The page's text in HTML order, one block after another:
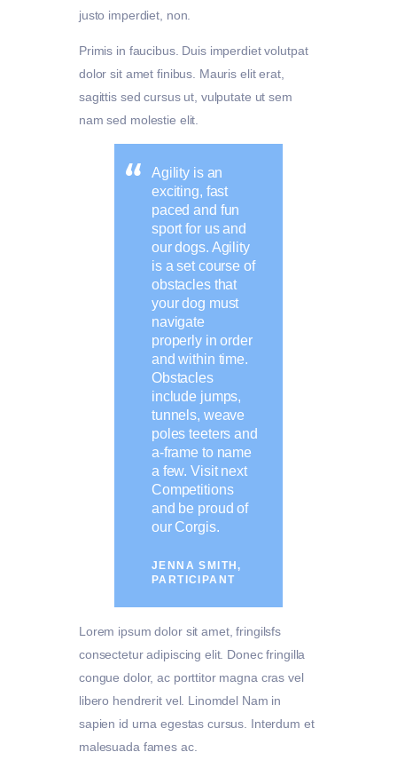
justo imperdiet, non.
Primis in faucibus. Duis imperdiet volutpat
dolor sit amet finibus. Mauris elit erat,
sagittis sed cursus ut, vulputate ut sem
nam sed molestie elit.
Agility is an
exciting, fast
paced and fun
sport for us and
our dogs. Agility
is a set course of
obstacles that
your dog must
navigate
properly in order
and within time.
Obstacles
include jumps,
tunnels, weave
poles teeters and
a-frame to name
a few. Visit next
Competitions
and be proud of
our Corgis.
JENNA SMITH,
PARTICIPANT
Lorem ipsum dolor sit amet, fringilsfs
consectetur adipiscing elit. Donec fringilla
congue dolor, ac porttitor magna cras vel
libero hendrerit vel. Linomdel Nam in
sapien id urna egestas cursus. Interdum et
malesuada fames ac.